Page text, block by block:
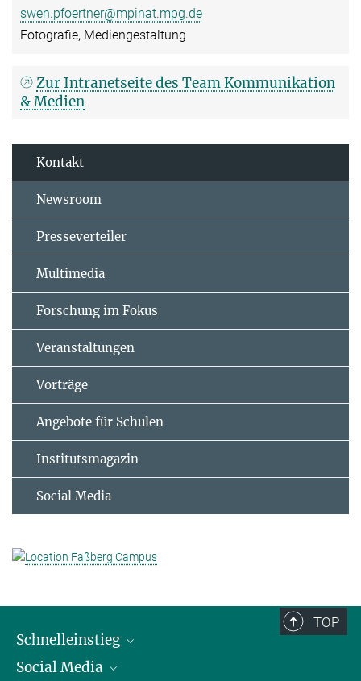
swen.pfoertner@mpinat.mpg.de
Fotografie, Mediengestaltung
Zur Intranetseite des Team Kommunikation
& Medien
Kontakt
Newsroom
Presseverteiler
Multimedia
Forschung im Fokus
Veranstaltungen
Vorträge
Angebote für Schulen
Institutsmagazin
Social Media
TOP
Schnelleinstieg
Alumni
Social Media